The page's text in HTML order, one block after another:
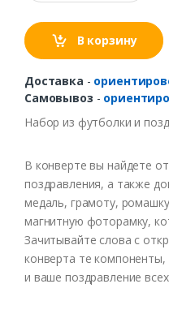
В корзину
Доставка -
Самовывоз -
Набор из футболки и
В конверте вы найдете
поздравления, а также
медаль, грамоту,
магнитную фоторамку,
Зачитывайте слова с
конверта те компоненты,
и ваше поздравление